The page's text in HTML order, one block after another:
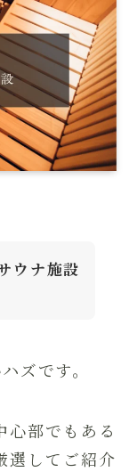
ウナ施設
ズです。
心部でもある
選してご紹介